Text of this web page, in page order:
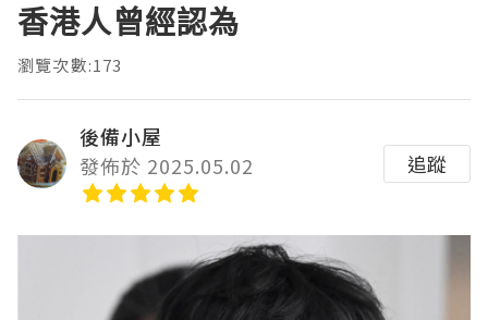
香港人曾經認為
瀏覽次數:173
後備小屋
發佈於 2025.05.02
追蹤